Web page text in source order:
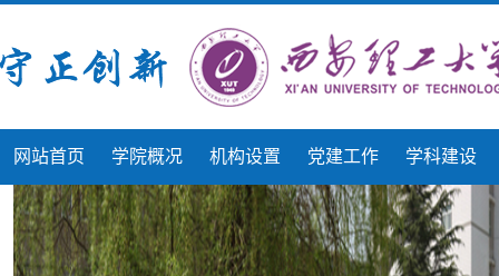
网站首页 学院概况 机构设置 党建工作 学科建设